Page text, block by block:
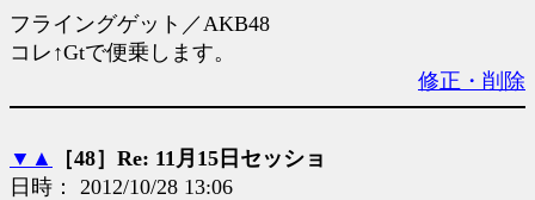
フライングゲット／AKB48
コレ↑Gtで便乗します。
修正・削除
▼ ▲
［48］Re: 11月15日セッショ
日時： 2012/10/28 13:06